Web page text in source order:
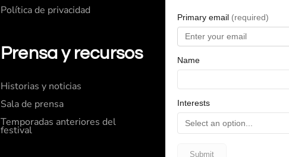
Política de privacidad
Prensa y recursos
Historias y noticias
Sala de prensa
Temporadas anteriores del
festival